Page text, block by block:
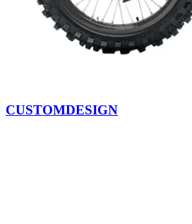
CUSTOMDESIGN